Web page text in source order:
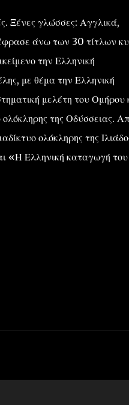
Ξένες γλώσσες: Αγγλικά,
άνω των 30 τίτλων
την Ελληνική
με θέμα την Ελληνική
μελέτη του Ομήρου
της Οδύσσειας.
ολόκληρης της
«Η Ελληνική καταγωγή του